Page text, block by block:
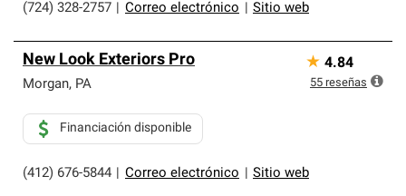
(724) 328-2757
Correo electrónico Sitio web
New Look Exteriors Pro
Morgan, PA
(412) 676-5844 Correo electrónico Sitio web
Financiación disponible
★ 4.84
55 reseñas